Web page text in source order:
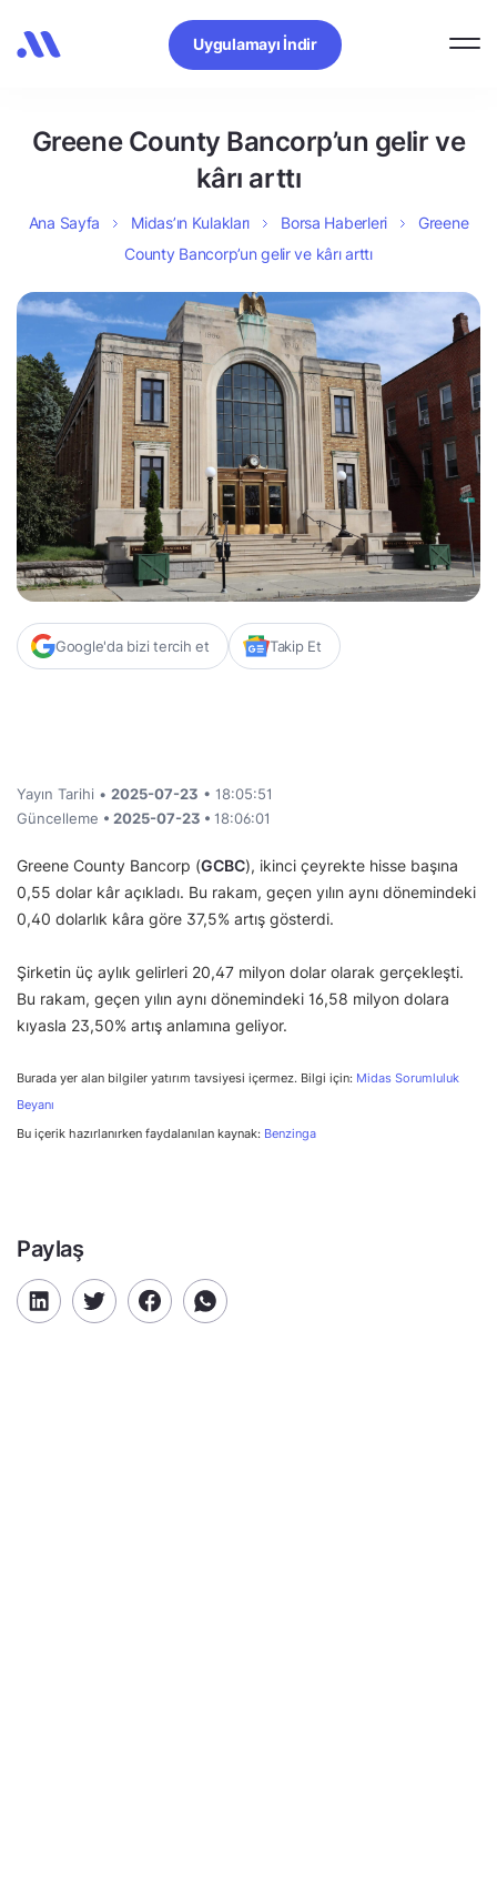
Uygulamayı İndir
Greene County Bancorp’un gelir ve
kârı arttı
Ana Sayfa Midas’ın Kulakları Borsa Haberleri
Greene
County Bancorp’un gelir ve kârı arttı
Google'da bizi tercih et Takip Et
Yayın Tarihi • 2025-07-23 • 18:05:51
Güncelleme • 2025-07-23 • 18:06:01
Greene County Bancorp (GCBC), ikinci çeyrekte hisse başına
0,55 dolar kâr açıkladı. Bu rakam, geçen yılın aynı dönemindeki
0,40 dolarlık kâra göre 37,5% artış gösterdi.
Şirketin üç aylık gelirleri 20,47 milyon dolar olarak gerçekleşti.
Bu rakam, geçen yılın aynı dönemindeki 16,58 milyon dolara
kıyasla 23,50% artış anlamına geliyor.
Burada yer alan bilgiler yatırım tavsiyesi içermez. Bilgi için: Midas Sorumluluk
Beyanı
Bu içerik hazırlanırken faydalanılan kaynak: Benzinga
Paylaş